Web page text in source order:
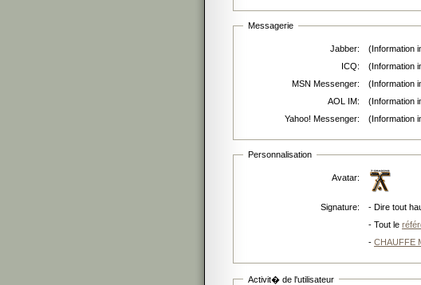
Messagerie
Jabber:
(Information
ICQ:
(Information
MSN Messenger:
(Information
AOL IM:
(Information
Yahoo! Messenger:
(Information
Personnalisation
Avatar:
Signature: - Dire tout
- Tout le
- CHAUFFE
Activit� de l'utilisateur